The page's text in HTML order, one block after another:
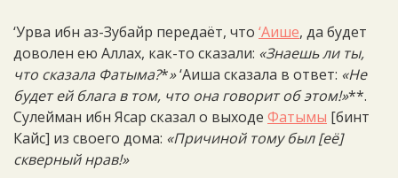
‘Урва ибн аз-Зубайр передаёт, что ‘Аише, да будет
доволен ею Аллах, как-то сказали: «Знаешь ли ты,
что сказала Фатыма?*»‘Аиша сказала в ответ: «Не
будет ей блага в том, что она говорит об этом!»**.
Сулейман ибн Ясар сказал о выходе Фатымы [бинт
Кайс] из своего дома: «Причиной тому был [её]
скверный нрав!»